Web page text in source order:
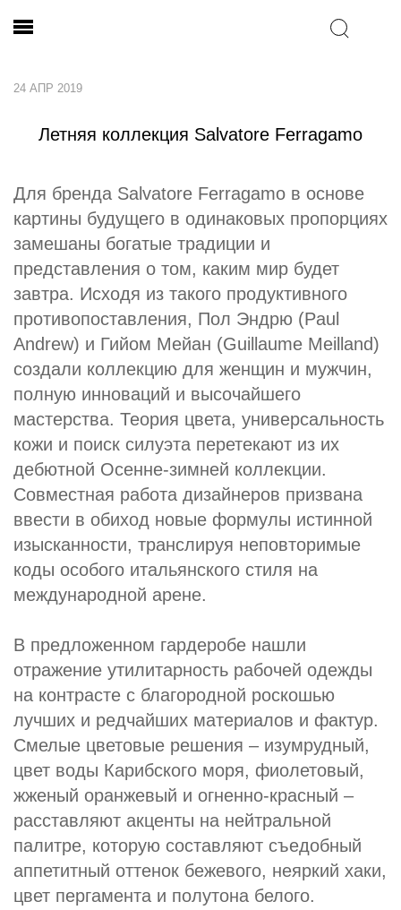
24 АПР 2019
Летняя коллекция Salvatore Ferragamo
Для бренда Salvatore Ferragamo в основе
картины будущего в одинаковых пропорциях
замешаны богатые традиции и
представления о том, каким мир будет
завтра. Исходя из такого продуктивного
противопоставления, Пол Эндрю (Paul
Andrew) и Гийом Мейан (Guillaume Meilland)
создали коллекцию для женщин и мужчин,
полную инноваций и высочайшего
мастерства. Теория цвета, универсальность
кожи и поиск силуэта перетекают из их
дебютной Осенне-зимней коллекции.
Совместная работа дизайнеров призвана
ввести в обиход новые формулы истинной
изысканности, транслируя неповторимые
коды особого итальянского стиля на
международной арене.
В предложенном гардеробе нашли
отражение утилитарность рабочей одежды
на контрасте с благородной роскошью
лучших и редчайших материалов и фактур.
Смелые цветовые решения – изумрудный,
цвет воды Карибского моря, фиолетовый,
жженый оранжевый и огненно-красный –
расставляют акценты на нейтральной
палитре, которую составляют съедобный
аппетитный оттенок бежевого, неяркий хаки,
цвет пергамента и полутона белого.